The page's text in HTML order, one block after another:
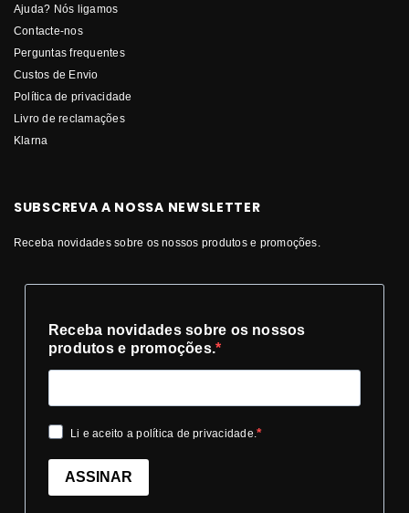
Ajuda? Nós ligamos
Contacte-nos
Perguntas frequentes
Custos de Envio
Política de privacidade
Livro de reclamações
Klarna
SUBSCREVA A NOSSA NEWSLETTER
Receba novidades sobre os nossos produtos e promoções.
Receba novidades sobre os nossos
produtos e promoções.
Li e aceito a política de privacidade.
ASSINAR